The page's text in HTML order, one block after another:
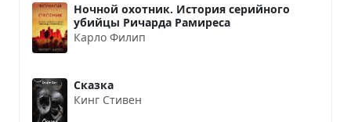
Ночной охотник. История серийного
убийцы Ричарда Рамиреса
Карло Филип
Сказка
Кинг Стивен